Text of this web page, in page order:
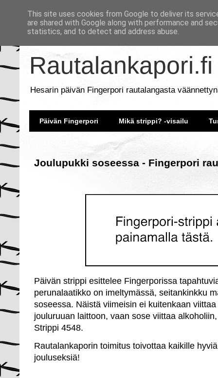
Rautalankapori.fi
Hesarin päivän Fingerpori rautalangasta
Päivän Fingerpori Mikä strippi? -visailu
Joulupukki soseessa - Fingerpori
Päivän strippi esittelee Fingerporissa
perunalaatikko on imeltymässä, seitankinkku
soseessa. Näistä viimeisin ei kuitenkaan
jouluruuan laittoon, vaan sose viittaa
Strippi 4548.
Rautalankaporin toimitus toivottaa kaikille
jouluseksiä!
This site uses cookies from Google to deliver its
are shared with Google along with performance and
statistics, and to detect and address abuse.